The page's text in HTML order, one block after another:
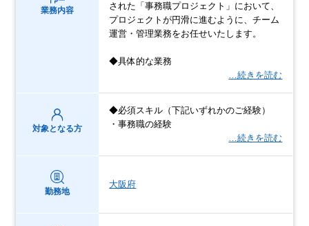
業務内容
された「事務職プロジェクト」において、
プロジェクトが円滑に進むように、チーム
運営・管理業務をお任せいたします。
◆具体的な業務
…続きを読む
対象となる方
◆必須スキル（下記いずれかのご経験）
・事務職の経験
…続きを読む
勤務地
大阪府